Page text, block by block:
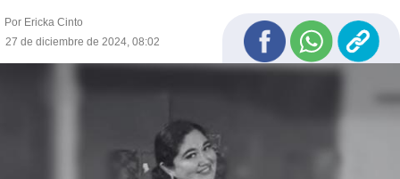
Por Ericka Cinto
27 de diciembre de 2024, 08:02